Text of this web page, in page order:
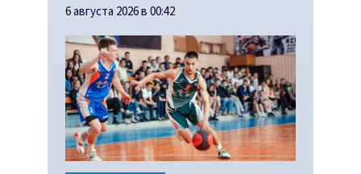
6 августа 2026 в 00:42